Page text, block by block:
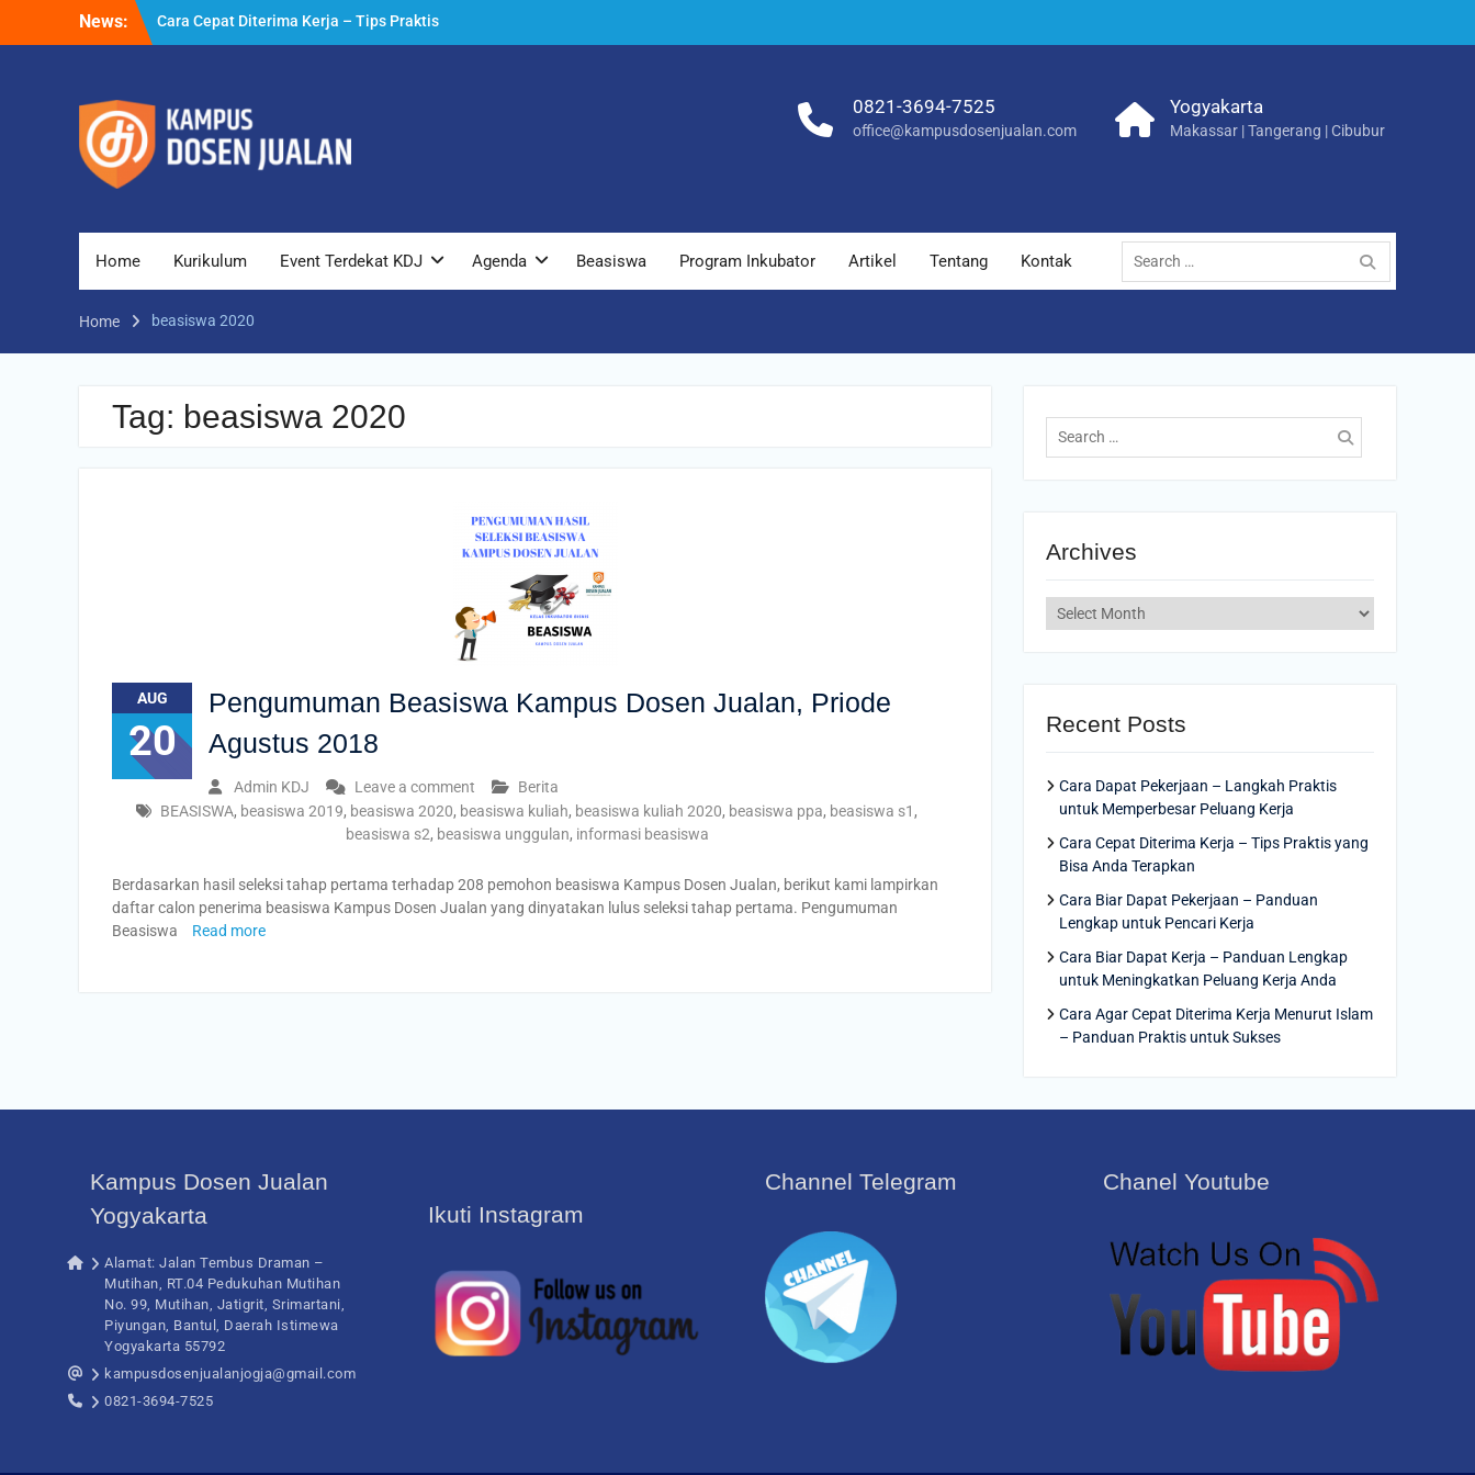
News:
Cara Cepat Diterima Kerja – Tips Praktis
yang Bisa Anda Terapkan
Cara Dapat Pekerjaan – Langkah Praktis
untuk Memperbesar Peluang Kerja
0821-3694-7525
office@kampusdosenjualan.com
Yogyakarta
Makassar | Tangerang | Cibubur
Home Kurikulum Event Terdekat KDJ Agenda Beasiswa Program Inkubator Artikel Tentang Kontak
Search
for:
Home beasiswa 2020
Tag: beasiswa 2020
AUG
20
Pengumuman Beasiswa Kampus Dosen Jualan, Priode
Agustus 2018
Admin KDJ Leave a comment
Berita
BEASISWA, beasiswa 2019, beasiswa 2020, beasiswa kuliah, beasiswa kuliah 2020, beasiswa ppa, beasiswa s1 ,
beasiswa s2, beasiswa unggulan, informasi beasiswa
Berdasarkan hasil seleksi tahap pertama terhadap 208 pemohon beasiswa Kampus Dosen Jualan, berikut kami lampirkan
daftar calon penerima beasiswa Kampus Dosen Jualan yang dinyatakan lulus seleksi tahap pertama. Pengumuman
Beasiswa
Read more
Search
for:
Archives
Archives
Recent Posts
Cara Dapat Pekerjaan – Langkah Praktis
untuk Memperbesar Peluang Kerja
Cara Cepat Diterima Kerja – Tips Praktis yang
Bisa Anda Terapkan
Cara Biar Dapat Pekerjaan – Panduan
Lengkap untuk Pencari Kerja
Cara Biar Dapat Kerja – Panduan Lengkap
untuk Meningkatkan Peluang Kerja Anda
Cara Agar Cepat Diterima Kerja Menurut Islam
– Panduan Praktis untuk Sukses
Kampus Dosen Jualan
Yogyakarta
Alamat: Jalan Tembus Draman –
Mutihan, RT.04 Pedukuhan Mutihan
No. 99, Mutihan, Jatigrit, Srimartani,
Piyungan, Bantul, Daerah Istimewa
Yogyakarta 55792
kampusdosenjualanjogja@gmail.com
0821-3694-7525
Ikuti Instagram
Channel Telegram Chanel Youtube